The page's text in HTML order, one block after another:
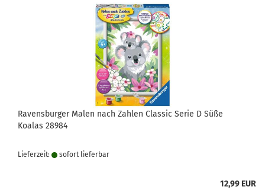
Ravensburger Malen nach Zahlen Classic Serie D Süße
Koalas 28984
Lieferzeit: sofort lie­fer­bar
12,99 EUR